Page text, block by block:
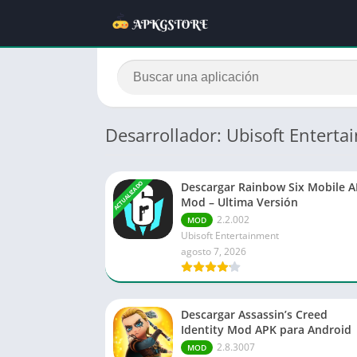
Desarrollador: Ubisoft
ACTUALIZADO
Descargar Rainbow Six Mobile
Mod – Ultima Versión
MOD
2.2.002
Ubisoft Entertainment
agosto 7, 2026
Descargar Assassin’s Creed
Identity Mod APK para Android
MOD
2.8.3007